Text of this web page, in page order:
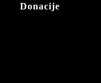
Donacije